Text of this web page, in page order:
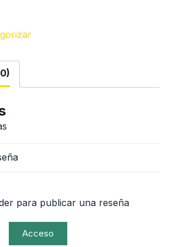
para publicar una reseña
Acceso